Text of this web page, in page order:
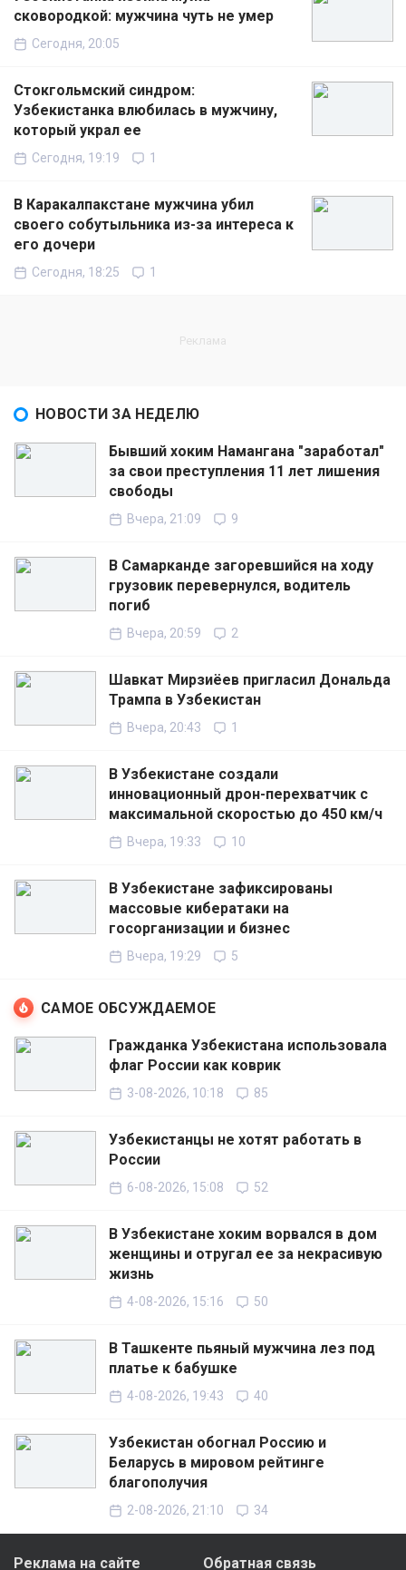
сковородкой: мужчина чуть не умер
Сегодня, 20:05
Стокгольмский синдром:
Узбекистанка влюбилась в мужчину,
который украл ее
Сегодня, 19:19 1
В Каракалпакстане мужчина убил
своего собутыльника из-за интереса к
его дочери
Сегодня, 18:25 1
НОВОСТИ ЗА НЕДЕЛЮ
Бывший хоким Намангана "заработал"
за свои преступления 11 лет лишения
свободы
Вчера, 21:09 9
В Самарканде загоревшийся на ходу
грузовик перевернулся, водитель
погиб
Вчера, 20:59 2
Шавкат Мирзиёев пригласил Дональда
Трампа в Узбекистан
Вчера, 20:43 1
В Узбекистане создали
инновационный дрон-перехватчик с
максимальной скоростью до 450 км/ч
Вчера, 19:33 10
В Узбекистане зафиксированы
массовые кибератаки на
госорганизации и бизнес
Вчера, 19:29 5
САМОЕ ОБСУЖДАЕМОЕ
Гражданка Узбекистана использовала
флаг России как коврик
3-08-2026, 10:18 85
Узбекистанцы не хотят работать в
России
6-08-2026, 15:08 52
В Узбекистане хоким ворвался в дом
женщины и отругал ее за некрасивую
жизнь
4-08-2026, 15:16 50
В Ташкенте пьяный мужчина лез под
платье к бабушке
4-08-2026, 19:43 40
Узбекистан обогнал Россию и
Беларусь в мировом рейтинге
благополучия
2-08-2026, 21:10 34
Реклама на сайте Обратная связь